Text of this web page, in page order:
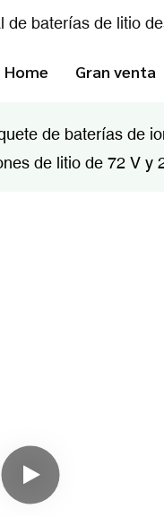
de baterías de litio
Home Gran venta
de baterías de
de litio de 72 V